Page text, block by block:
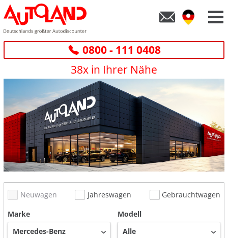
0800 - 111 0408
38x in Ihrer Nähe
Neuwagen Jahreswagen
Gebrauchtwagen
Marke
Modell